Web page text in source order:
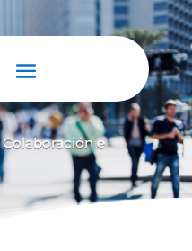
Colaboración e